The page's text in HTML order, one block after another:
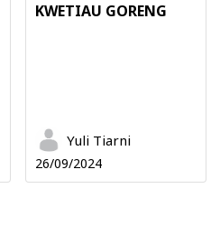
KWETIAU GORENG
Yuli Tiarni
26/09/2024